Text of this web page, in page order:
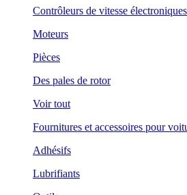
Contrôleurs de vitesse
Moteurs
Pièces
Des pales de rotor
Voir tout
Fournitures et accessoires pour
Adhésifs
Lubrifiants